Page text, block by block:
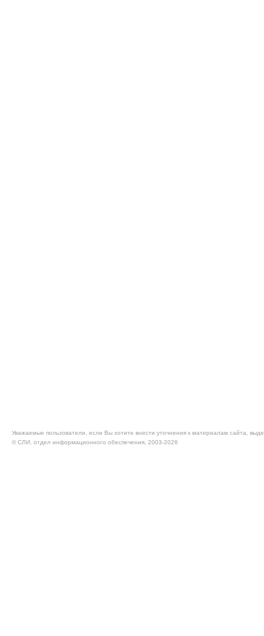
Уважаемые пользователи, если Вы хотите внести уточнения к материалам сайта,
© CЛИ, отдел информационного обеспечения, 2003-2026